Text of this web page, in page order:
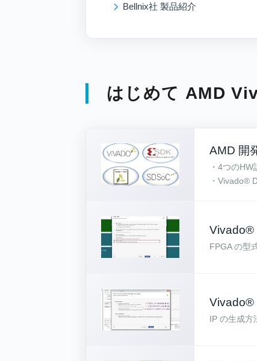
Bellnix社 製品紹介
はじめて AMD
AMD 開
・4つの
・Vivado®
Vivado®
FPGA の型
Vivado®
IP の生成方